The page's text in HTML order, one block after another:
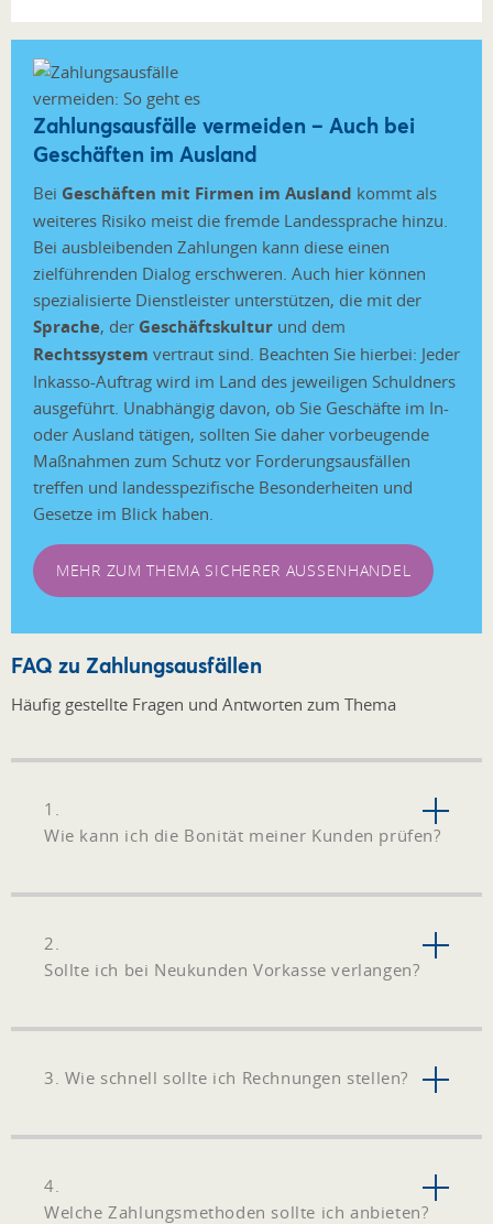
Zahlungsausfälle vermeiden – Auch bei
Geschäften im Ausland
Bei Geschäften mit Firmen im Ausland kommt als
weiteres Risiko meist die fremde Landessprache hinzu.
Bei ausbleibenden Zahlungen kann diese einen
zielführenden Dialog erschweren. Auch hier können
spezialisierte Dienstleister unterstützen, die mit der
Sprache, der Geschäftskultur und dem
Rechtssystem vertraut sind. Beachten Sie hierbei: Jeder
Inkasso-Auftrag wird im Land des jeweiligen Schuldners
ausgeführt. Unabhängig davon, ob Sie Geschäfte im In-
oder Ausland tätigen, sollten Sie daher vorbeugende
Maßnahmen zum Schutz vor Forderungsausfällen
treffen und landesspezifische Besonderheiten und
Gesetze im Blick haben.
MEHR ZUM THEMA SICHERER AUSSENHANDEL
FAQ zu Zahlungsausfällen
Häufig gestellte Fragen und Antworten zum Thema
1.
Wie kann ich die Bonität meiner Kunden prüfen?
2.
Sollte ich bei Neukunden Vorkasse verlangen?
3. Wie schnell sollte ich Rechnungen stellen?
4.
Welche Zahlungsmethoden sollte ich anbieten?